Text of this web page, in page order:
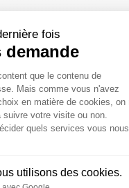
KERKER
KZ 1000 MK2 KZ 1000 LTD
KERKER MEGAPHONE
1 474,64 € 1,638.49 € -10%
fois
Gestion du
que le contenu de
Mais comme vous n'avez
en matière de cookies, on
votre visite ou non.
quels services vous
utilisons des cookies.
Axeptio consent